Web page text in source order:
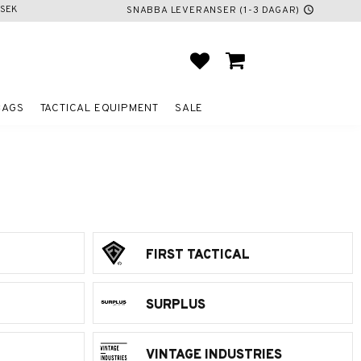
SNABBA LEVERANSER (1-3 DAGAR) schedule
SEK
FAVORITES
BASKET
TACTICAL EQUIPMENT SALE
FIRST TACTICAL
SURPLUS
VINTAGE INDUSTRIES